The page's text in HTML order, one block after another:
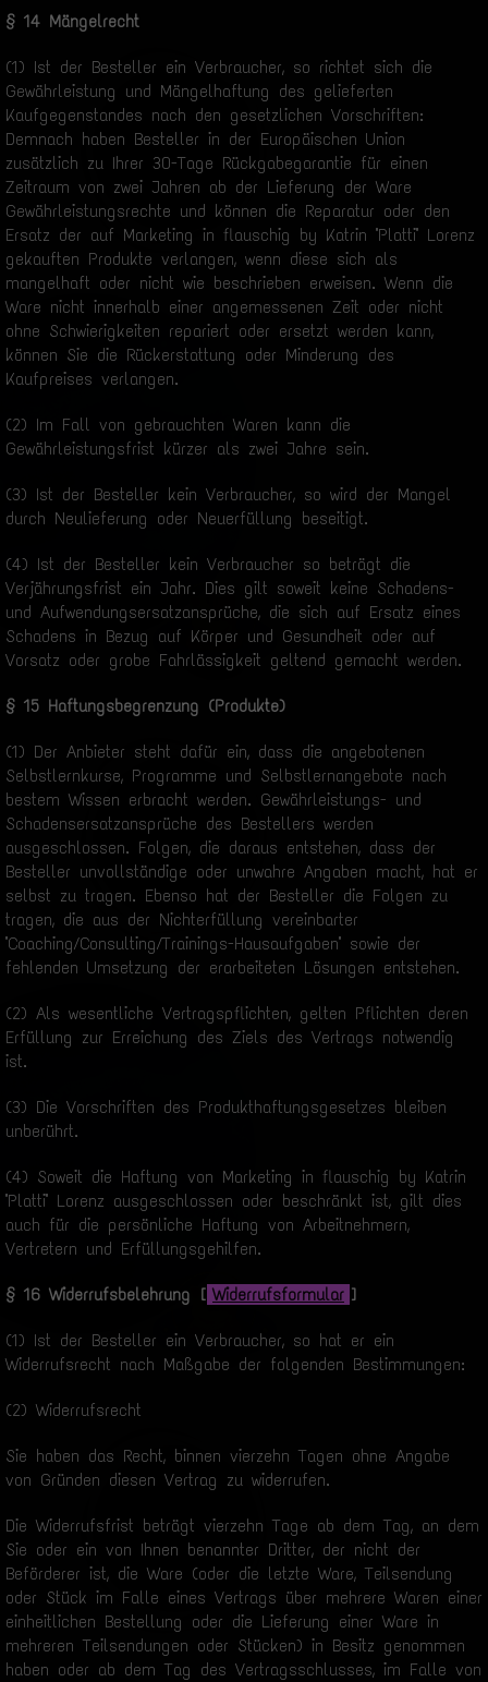
§ 14 Mängelrecht
(1) Ist der Besteller ein Verbraucher, so richtet sich die
Gewährleistung und Mängelhaftung des gelieferten
Kaufgegenstandes nach den gesetzlichen Vorschriften:
Demnach haben Besteller in der Europäischen Union
zusätzlich zu Ihrer 30-Tage Rückgabegarantie für einen
Zeitraum von zwei Jahren ab der Lieferung der Ware
Gewährleistungsrechte und können die Reparatur oder den
Ersatz der auf Marketing in flauschig by Katrin "Platti" Lorenz
gekauften Produkte verlangen, wenn diese sich als
mangelhaft oder nicht wie beschrieben erweisen. Wenn die
Ware nicht innerhalb einer angemessenen Zeit oder nicht
ohne Schwierigkeiten repariert oder ersetzt werden kann,
können Sie die Rückerstattung oder Minderung des
Kaufpreises verlangen.
(2) Im Fall von gebrauchten Waren kann die
Gewährleistungsfrist kürzer als zwei Jahre sein.
(3) Ist der Besteller kein Verbraucher, so wird der Mangel
durch Neulieferung oder Neuerfüllung beseitigt.
(4) Ist der Besteller kein Verbraucher so beträgt die
Verjährungsfrist ein Jahr. Dies gilt soweit keine Schadens-
und Aufwendungsersatzansprüche, die sich auf Ersatz eines
Schadens in Bezug auf Körper und Gesundheit oder auf
Vorsatz oder grobe Fahrlässigkeit geltend gemacht werden.
§ 15 Haftungsbegrenzung (Produkte)
(1) Der Anbieter steht dafür ein, dass die angebotenen
Selbstlernkurse, Programme und Selbstlernangebote nach
bestem Wissen erbracht werden. Gewährleistungs- und
Schadensersatzansprüche des Bestellers werden
ausgeschlossen. Folgen, die daraus entstehen, dass der
Besteller unvollständige oder unwahre Angaben macht, hat er
selbst zu tragen. Ebenso hat der Besteller die Folgen zu
tragen, die aus der Nichterfüllung vereinbarter
"Coaching/Consulting/Trainings-Hausaufgaben" sowie der
fehlenden Umsetzung der erarbeiteten Lösungen entstehen.
(2) Als wesentliche Vertragspflichten, gelten Pflichten deren
Erfüllung zur Erreichung des Ziels des Vertrags notwendig
ist.
(3) Die Vorschriften des Produkthaftungsgesetzes bleiben
unberührt.
(4) Soweit die Haftung von Marketing in flauschig by Katrin
"Platti" Lorenz ausgeschlossen oder beschränkt ist, gilt dies
auch für die persönliche Haftung von Arbeitnehmern,
Vertretern und Erfüllungsgehilfen.
§ 16 Widerrufsbelehrung [ Widerrufsformular ]
(1) Ist der Besteller ein Verbraucher, so hat er ein
Widerrufsrecht nach Maßgabe der folgenden Bestimmungen:
(2) Widerrufsrecht
Sie haben das Recht, binnen vierzehn Tagen ohne Angabe
von Gründen diesen Vertrag zu widerrufen.
Die Widerrufsfrist beträgt vierzehn Tage ab dem Tag, an dem
Sie oder ein von Ihnen benannter Dritter, der nicht der
Beförderer ist, die Ware (oder die letzte Ware, Teilsendung
oder Stück im Falle eines Vertrags über mehrere Waren einer
einheitlichen Bestellung oder die Lieferung einer Ware in
mehreren Teilsendungen oder Stücken) in Besitz genommen
haben oder ab dem Tag des Vertragsschlusses, im Falle von